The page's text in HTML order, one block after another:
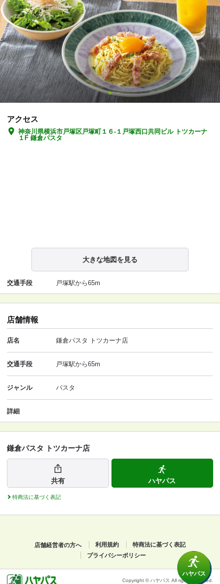
アクセス
神奈川県横浜市戸塚区戸塚町１６-１戸塚西口共同ビル トツカーナ
１F 鎌倉パスタ
大きな地図を見る
交通手段 戸塚駅から65m
店舗情報
店名 鎌倉パスタ トツカーナ店
交通手段 戸塚駅から65m
ジャンル パスタ
詳細
鎌倉パスタ トツカーナ店
共有 ハヤパス
特商法に基づく表記
ハヤパス
店舗経営者の方へ 利用規約
特商法に基づく表記
プライバシーポリシー
Copyright © ハヤパス All rights reserved.